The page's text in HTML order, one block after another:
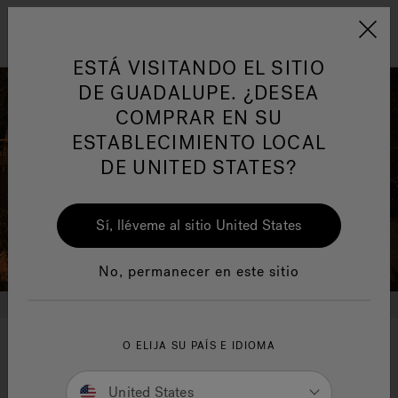
Jacuzzi&reg; Latin
Responsabilidad Social
HIDROMASAJE
ESTÁ VISITANDO EL SITIO
DE GUADALUPE. ¿DESEA
COMPRAR EN SU
ESTABLECIMIENTO LOCAL
DE UNITED STATES?
Sí, lléveme al sitio United States
No, permanecer en este sitio
O ELIJA SU PAÍS E IDIOMA
United States